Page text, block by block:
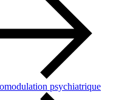
psychiatrique